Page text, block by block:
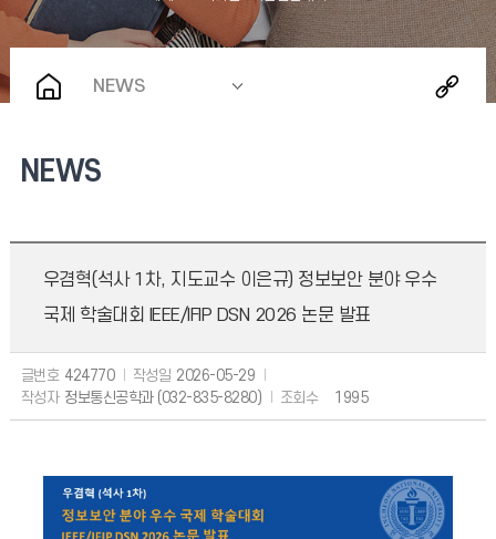
NEWS
NEWS
우겸혁(석사 1차, 지도교수 이은규) 정보보안 분야 우수
국제 학술대회 IEEE/IFIP DSN 2026 논문 발표
글번호 424770 작성일 2026-05-29
작성자 정보통신공학과 (032-835-8280) 조회수 1995